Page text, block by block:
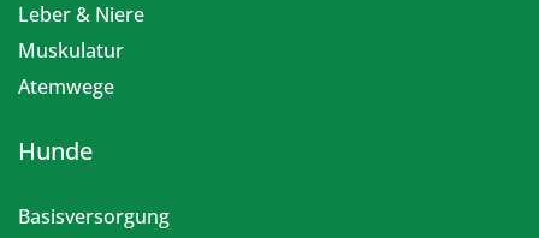
Leber & Niere
Muskulatur
Atemwege
Hunde
Basisversorgung